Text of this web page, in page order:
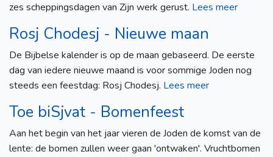
zes scheppingsdagen van Zijn werk gerust. Lees meer
Rosj Chodesj - Nieuwe maan
De Bijbelse kalender is op de maan gebaseerd. De eerste
dag van iedere nieuwe maand is voor sommige Joden nog
steeds een feestdag: Rosj Chodesj. Lees meer
Toe biSjvat - Bomenfeest
Aan het begin van het jaar vieren de Joden de komst van de
lente: de bomen zullen weer gaan 'ontwaken'. Vruchtbomen